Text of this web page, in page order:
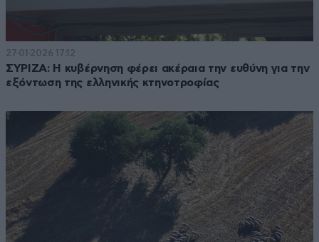
27·01·2026 17:12
ΣΥΡΙΖΑ: Η κυβέρνηση φέρει ακέραια την ευθύνη για την
εξόντωση της ελληνικής κτηνοτροφίας